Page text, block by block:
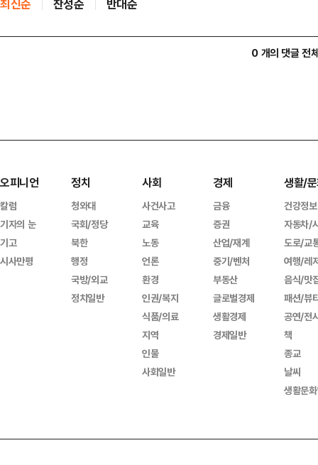
최신순 찬성순 반대순
0 개의 댓글 전
오피니언
칼럼
기자의 눈
기고
시사만평
정치
청와대
국회/정당
북한
행정
국방/외교
정치일반
사회
사건사고
교육
노동
언론
환경
인권/복지
식품/의료
지역
인물
사회일반
경제
금융
증권
산업/재계
중기/벤처
부동산
글로벌경제
생활경제
경제일반
생활/
건강정보
자동차/
도로/교
여행/레
음식/맛
패션/뷰
공연/전
책
종교
날씨
생활문